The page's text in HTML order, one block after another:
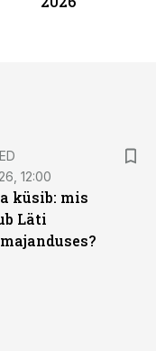
12:00
küsib: mis
Läti